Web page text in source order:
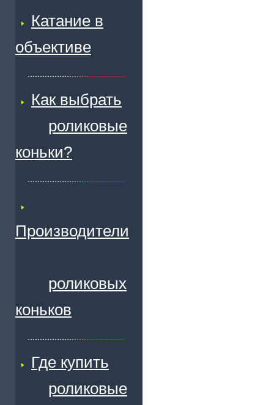
Катание в
объективе
Как выбрать
роликовые
коньки?
Производители
роликовых
коньков
Где купить
роликовые